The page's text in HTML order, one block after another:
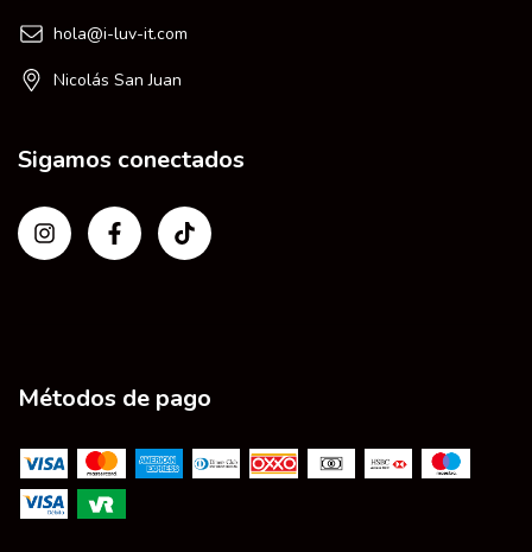
hola@i-luv-it.com
Nicolás San Juan
Sigamos conectados
Métodos de pago